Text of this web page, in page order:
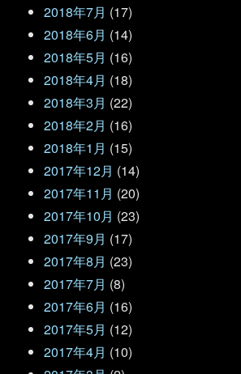
2018年7月 (17)
2018年6月 (14)
2018年5月 (16)
2018年4月 (18)
2018年3月 (22)
2018年2月 (16)
2018年1月 (15)
2017年12月 (14)
2017年11月 (20)
2017年10月 (23)
2017年9月 (17)
2017年8月 (23)
2017年7月 (8)
2017年6月 (16)
2017年5月 (12)
2017年4月 (10)